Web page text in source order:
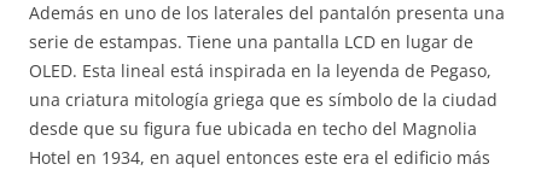
Además en uno de los laterales del pantalón presenta una
serie de estampas. Tiene una pantalla LCD en lugar de
OLED. Esta lineal está inspirada en la leyenda de Pegaso,
una criatura mitología griega que es símbolo de la ciudad
desde que su figura fue ubicada en techo del Magnolia
Hotel en 1934, en aquel entonces este era el edificio más